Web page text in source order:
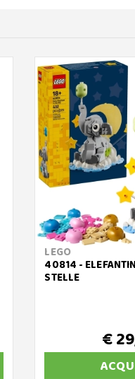
LEGO
40814 -
STELLE
€